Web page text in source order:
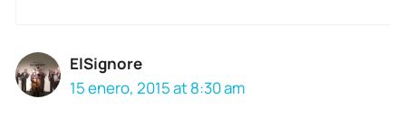
ElSignore
15 enero, 2015 at 8:30 am